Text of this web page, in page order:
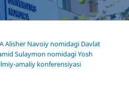
Alisher Navoiy nomidagi Davlat
Sulaymon nomidagi Yosh
amaliy konferensiyasi